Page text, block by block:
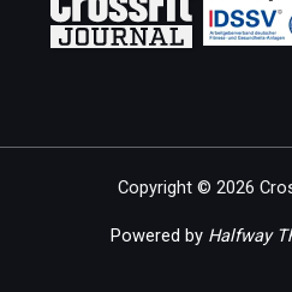
Copyright © 2026
Powered by Halfway